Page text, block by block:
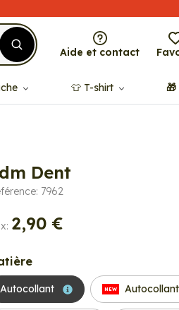
Aide et contact
👕​​ T-shirt
Dent
7962
2,90 €
Autocollant NEW